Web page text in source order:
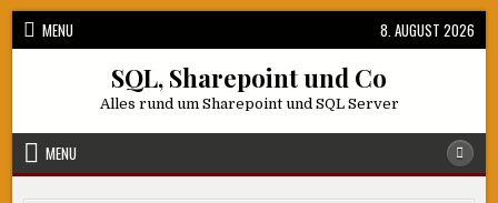
Skip
MENU 8. AUGUST 2026
SQL, Sharepoint und Co
Alles rund um Sharepoint und SQL Server
MENU